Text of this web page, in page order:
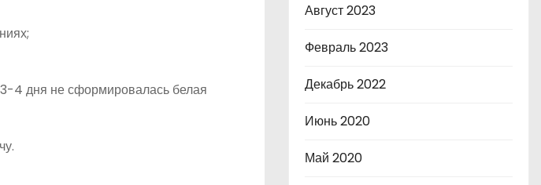
3-4 дня не сформировалась белая
Август 2023
Февраль 2023
Декабрь 2022
Июнь 2020
Май 2020